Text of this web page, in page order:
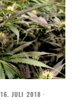
16. JULI 2018 ·